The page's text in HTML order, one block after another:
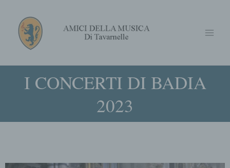
contenuto
Menu
I CONCERTI DI BADIA
2023